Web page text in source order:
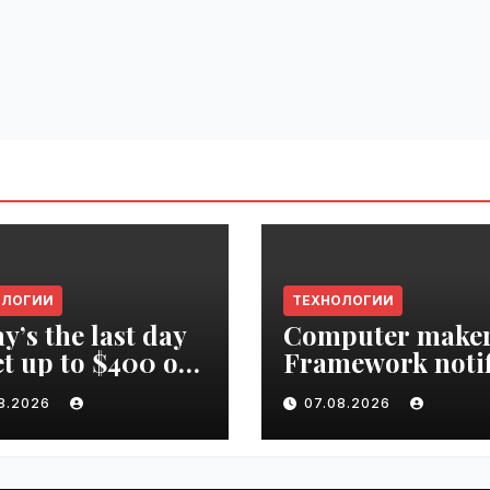
the last day
up to $400 off
2026 ticket |
ТЕХНОЛОГИИ
Computer
Framework
‘all customers’ of
data breach |
VseTime.ru
07.08.2026